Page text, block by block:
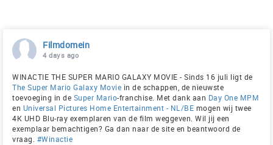
Filmdomein
4 days ago
WINACTIE THE SUPER MARIO GALAXY MOVIE - Sinds 16 juli ligt de
The Super Mario Galaxy Movie in de schappen, de nieuwste
toevoeging in de Super Mario-franchise. Met dank aan Day One MPM
en Universal Pictures Home Entertainment - NL/BE mogen wij twee
4K UHD Blu-ray exemplaren van de film weggeven. Wil jij een
exemplaar bemachtigen? Ga dan naar de site en beantwoord de
vraag. #Winactie